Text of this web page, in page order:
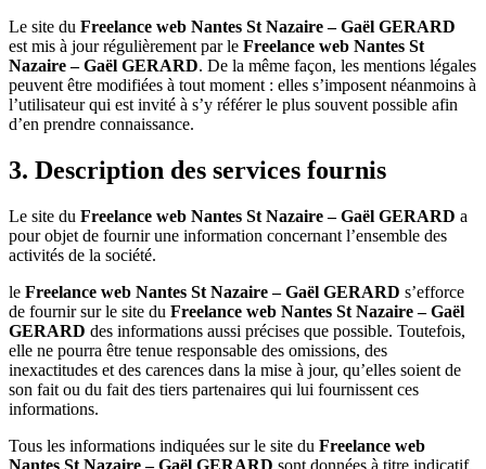
Le site du Freelance web Nantes St Nazaire – Gaël GERARD
est mis à jour régulièrement par le Freelance web Nantes St
Nazaire – Gaël GERARD. De la même façon, les mentions légales
peuvent être modifiées à tout moment : elles s’imposent néanmoins à
l’utilisateur qui est invité à s’y référer le plus souvent possible afin
d’en prendre connaissance.
3. Description des services fournis
Le site du Freelance web Nantes St Nazaire – Gaël GERARD a
pour objet de fournir une information concernant l’ensemble des
activités de la société.
le Freelance web Nantes St Nazaire – Gaël GERARD s’efforce
de fournir sur le site du Freelance web Nantes St Nazaire – Gaël
GERARD des informations aussi précises que possible. Toutefois,
elle ne pourra être tenue responsable des omissions, des
inexactitudes et des carences dans la mise à jour, qu’elles soient de
son fait ou du fait des tiers partenaires qui lui fournissent ces
informations.
Tous les informations indiquées sur le site du Freelance web
Nantes St Nazaire – Gaël GERARD sont données à titre indicatif,